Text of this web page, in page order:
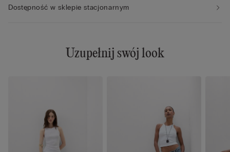
Dostępność w sklepie stacjonarnym
Uzupełnij swój look